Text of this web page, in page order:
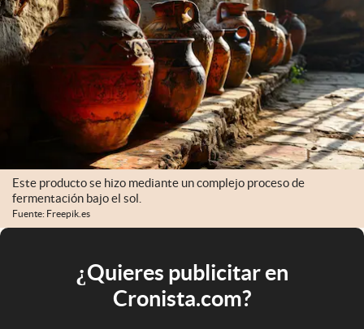
Este producto se hizo mediante un complejo proceso de
fermentación bajo el sol.
Fuente: Freepik.es
¿Quieres publicitar en
Cronista.com?